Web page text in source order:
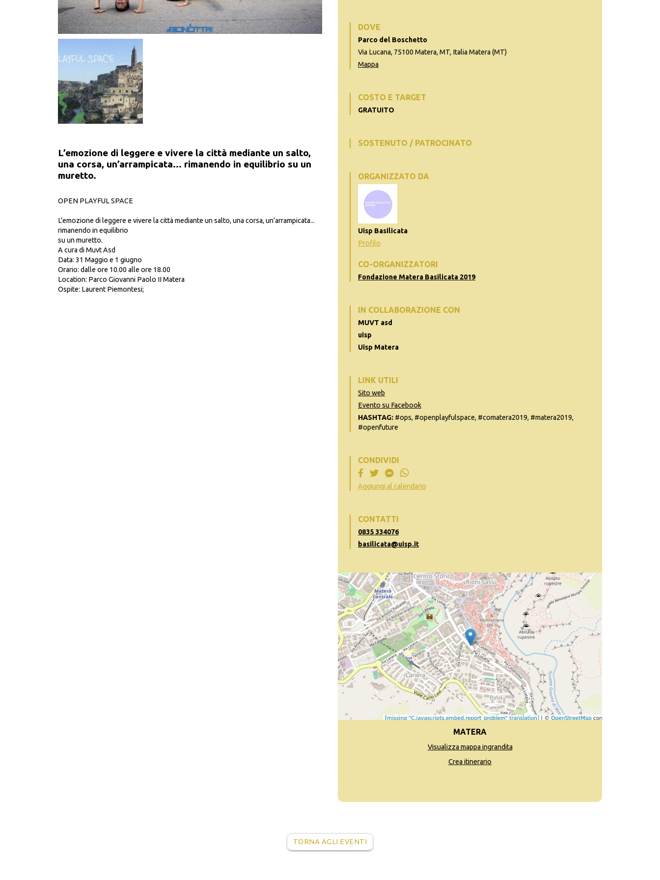
L’emozione di leggere e vivere la città mediante un salto,
una corsa, un’arrampicata... rimanendo in equilibrio su un
muretto.
OPEN PLAYFUL SPACE
L’emozione di leggere e vivere la città mediante un salto, una corsa, un’arrampicata...
rimanendo in equilibrio
su un muretto.
A cura di Muvt Asd
Data: 31 Maggio e 1 giugno
Orario: dalle ore 10.00 alle ore 18.00
Location: Parco Giovanni Paolo II Matera
Ospite: Laurent Piemontesi;
DOVE
Parco del Boschetto
Via Lucana, 75100 Matera, MT, Italia Matera (MT)
Mappa
COSTO E TARGET
GRATUITO
SOSTENUTO / PATROCINATO
ORGANIZZATO DA
Uisp Basilicata
Profilo
CO-ORGANIZZATORI
Fondazione Matera Basilicata 2019
IN COLLABORAZIONE CON
MUVT asd
uisp
Uisp Matera
LINK UTILI
Sito web
Evento su Facebook
HASHTAG: #ops, #openplayfulspace, #comatera2019, #matera2019,
#openfuture
CONDIVIDI
Aggiungi al calendario
CONTATTI
0835 334076
basilicata@uisp.it
MATERA
Visualizza mappa ingrandita
Crea itinerario
TORNA AGLI EVENTI